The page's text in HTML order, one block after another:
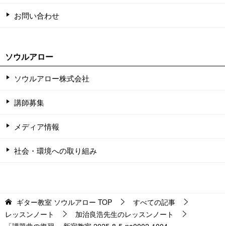
お問い合わせ
ソウルアロー
ソウルアロー株式会社
講師募集
メディア情報
社会・環境への取り組み
ギター教室 ソウルアロー TOP
すべての記事
レッスンノート
加治良浩先生のレッスンノート